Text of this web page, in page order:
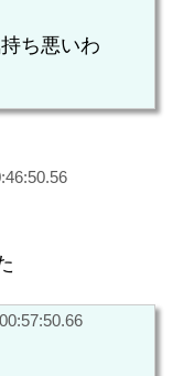
ち悪いわ